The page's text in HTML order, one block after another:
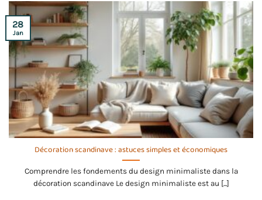
Décoration scandinave : astuces simples et économiques
Comprendre les fondements du design minimaliste dans la
décoration scandinave Le design minimaliste est au [...]
28
Jan